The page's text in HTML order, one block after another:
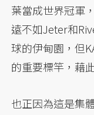
葉當成世界冠軍
遠不如Jeter和
球的伊甸園，但
的重要標竿，藉
也正因為這是集